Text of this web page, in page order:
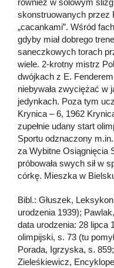
skonstruowanych przez
„cacankami”. Wśród
gdyby miał dobrego
saneczkowych torach
wiele. 2-krotny mistrz
dwójkach z E.
niebywała zwyciężać w
jedynkach. Poza tym
Krynica – 6, 1962
zupełnie udany start
Sportu odznaczony
za Wybitne Osiągnięcia
próbowała swych sił w
córkę. Mieszka w
Bibl.: Głuszek,
urodzenia 1939);
data urodzenia: 28 lipca
olimpijski, s. 73 (tu
Porada, Igrzyska, s.
Zieleśkiewicz,